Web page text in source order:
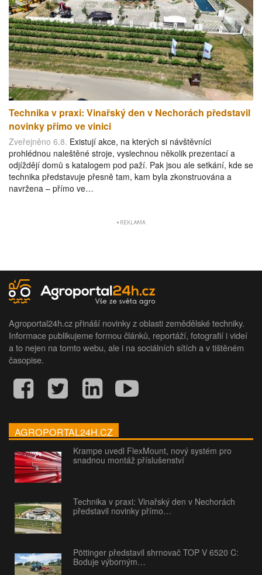
Technika v praxi: Vinařský den v Nechorách představil
novinky přímo ve vinici
Zveřejněno 6.8. Existují akce, na kterých si návštěvníci
prohlédnou naleštěné stroje, vyslechnou několik prezentací a
odjíždějí domů s katalogem pod paží. Pak jsou ale setkání, kde se
technika představuje přesně tam, kam byla zkonstruována a
navržena – přímo ve…
Agroportal24h.cz přináší novinky z oblasti zemědělské techniky.
Informace publikujeme formou článků, reportáží, fotografií i videí
a to nejen na tomto webu, ale i na sociálních sítích a v tištěném
časopise.
AGROPORTAL24H.CZ
Krampe uvedl FlexMount, nový systém pro
snadnou montáž příslušenství
Technika v praxi: Vinařský den v Nechorách
představil novinky přímo…
Pöttinger představil shrnovač TOP V 6520 C:
Boduje výborným…